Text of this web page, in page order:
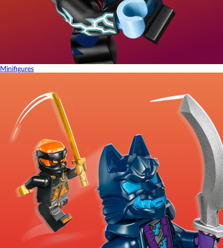
Minifigures